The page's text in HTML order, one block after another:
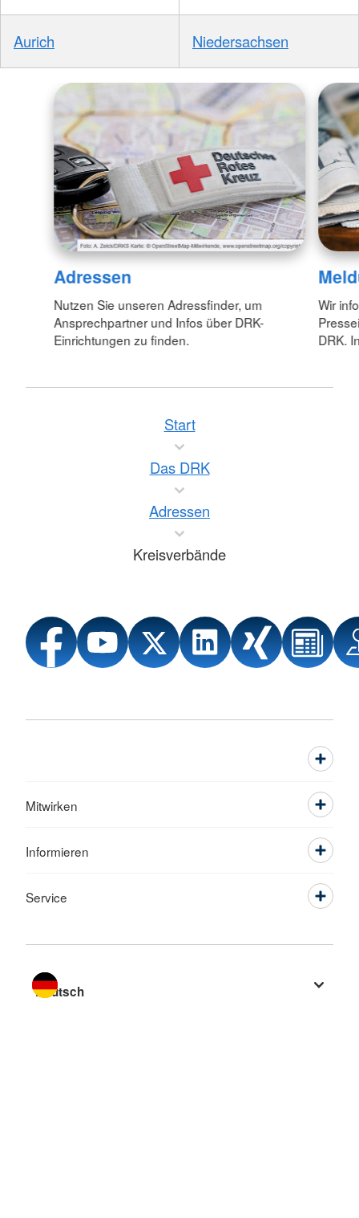
Aurich Niedersachsen
Adressen
Nutzen Sie unseren Adressfinder, um
Ansprechpartner und Infos über DRK-
Einrichtungen zu finden.
Wir
DRK.
Start
Das DRK
Adressen
Kreisverbände
Mitwirken
Informieren
Service
Sprache wechseln zu